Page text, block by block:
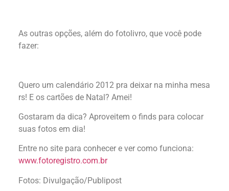
As outras opções, além do fotolivro, que você pode
fazer:
Quero um calendário 2012 pra deixar na minha mesa
rs! E os cartões de Natal? Amei!
Gostaram da dica? Aproveitem o finds para colocar
suas fotos em dia!
Entre no site para conhecer e ver como funciona:
www.fotoregistro.com.br
Fotos: Divulgação/Publipost